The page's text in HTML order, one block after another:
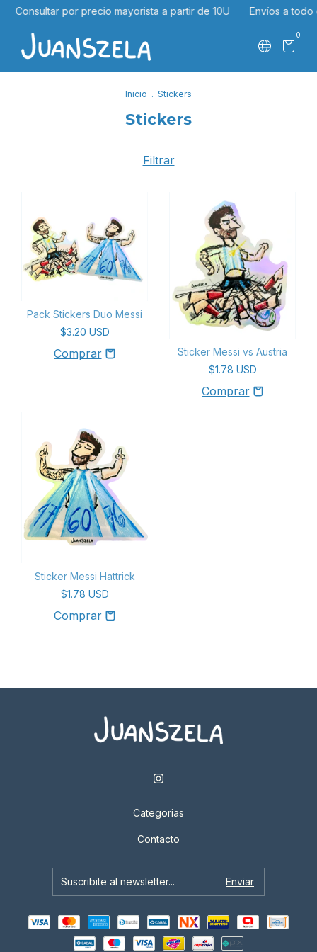
Consultar por precio mayorista a partir de 10U Envíos a todo
0
Inicio . Stickers
Stickers
Filtrar
Pack Stickers Duo Messi
$3.20 USD
Sticker Messi vs Austria
$1.78 USD
Sticker Messi Hattrick
$1.78 USD
Categorias
Contacto